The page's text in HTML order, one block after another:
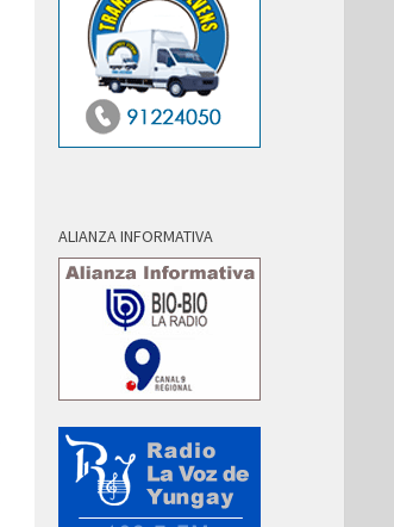
ALIANZA INFORMATIVA